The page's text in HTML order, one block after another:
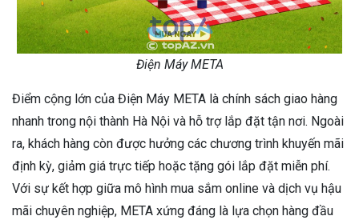
Điện Máy META
Điểm cộng lớn của Điện Máy META là chính sách giao hàng
nhanh trong nội thành Hà Nội và hỗ trợ lắp đặt tận nơi. Ngoài
ra, khách hàng còn được hưởng các chương trình khuyến mãi
định kỳ, giảm giá trực tiếp hoặc tặng gói lắp đặt miễn phí.
Với sự kết hợp giữa mô hình mua sắm online và dịch vụ hậu
mãi chuyên nghiệp, META xứng đáng là lựa chọn hàng đầu